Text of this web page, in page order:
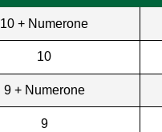
10 + Numerone
10
9 + Numerone
9